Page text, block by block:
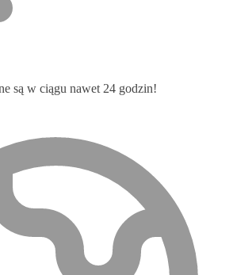
są w ciągu nawet 24 godzin!